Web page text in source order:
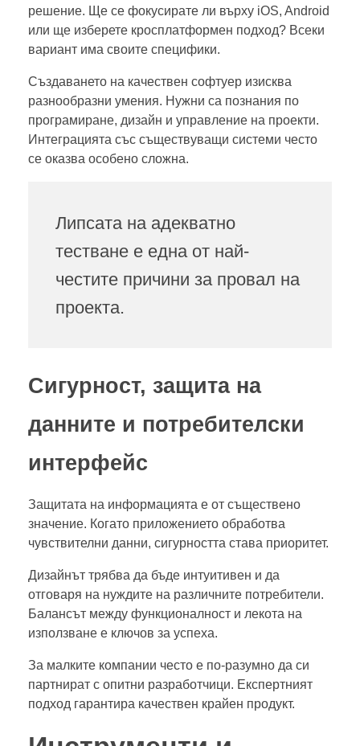
решение. Ще се фокусирате ли върху iOS, Android
или ще изберете кросплатформен подход? Всеки
вариант има своите специфики.
Създаването на качествен софтуер изисква
разнообразни умения. Нужни са познания по
програмиране, дизайн и управление на проекти.
Интеграцията със съществуващи системи често
се оказва особено сложна.
Липсата на адекватно
тестване е една от най-
честите причини за провал на
проекта.
Сигурност, защита на
данните и потребителски
интерфейс
Защитата на информацията е от съществено
значение. Когато приложението обработва
чувствителни данни, сигурността става приоритет.
Дизайнът трябва да бъде интуитивен и да
отговаря на нуждите на различните потребители.
Балансът между функционалност и лекота на
използване е ключов за успеха.
За малките компании често е по-разумно да си
партнират с опитни разработчици. Експертният
подход гарантира качествен крайен продукт.